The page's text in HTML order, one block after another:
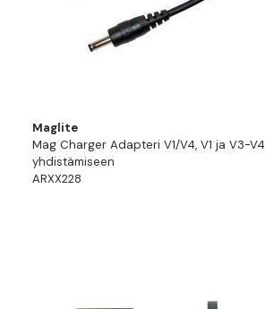
Maglite
Mag Charger Adapteri V1/V4, V1 ja V3-V4
yhdistämiseen
ARXX228